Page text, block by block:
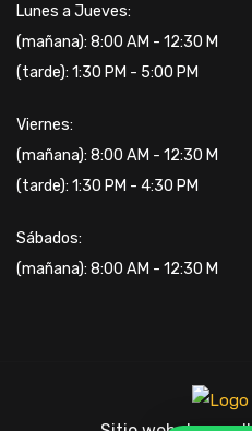
Lunes a Jueves:
(mañana): 8:00 AM - 12:30 M
(tarde): 1:30 PM - 5:00 PM
Viernes:
(mañana): 8:00 AM - 12:30 M
(tarde): 1:30 PM - 4:30 PM
Sábados:
(mañana): 8:00 AM - 12:30 M